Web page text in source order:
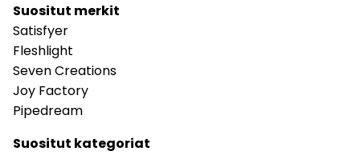
Suositut merkit
Satisfyer
Fleshlight
Seven Creations
Joy Factory
Pipedream
Suositut kategoriat